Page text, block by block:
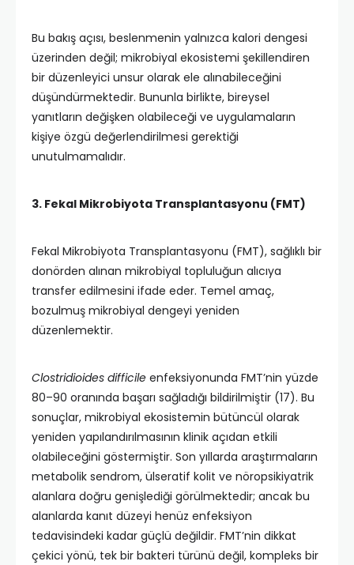
Bu bakış açısı, beslenmenin yalnızca kalori dengesi
üzerinden değil; mikrobiyal ekosistemi şekillendiren
bir düzenleyici unsur olarak ele alınabileceğini
düşündürmektedir. Bununla birlikte, bireysel
yanıtların değişken olabileceği ve uygulamaların
kişiye özgü değerlendirilmesi gerektiği
unutulmamalıdır.
3. Fekal Mikrobiyota Transplantasyonu (FMT)
Fekal Mikrobiyota Transplantasyonu (FMT), sağlıklı bir
donörden alınan mikrobiyal topluluğun alıcıya
transfer edilmesini ifade eder. Temel amaç,
bozulmuş mikrobiyal dengeyi yeniden
düzenlemektir.
Clostridioides difficile enfeksiyonunda FMT’nin yüzde
80–90 oranında başarı sağladığı bildirilmiştir (17). Bu
sonuçlar, mikrobiyal ekosistemin bütüncül olarak
yeniden yapılandırılmasının klinik açıdan etkili
olabileceğini göstermiştir. Son yıllarda araştırmaların
metabolik sendrom, ülseratif kolit ve nöropsikiyatrik
alanlara doğru genişlediği görülmektedir; ancak bu
alanlarda kanıt düzeyi henüz enfeksiyon
tedavisindeki kadar güçlü değildir. FMT’nin dikkat
çekici yönü, tek bir bakteri türünü değil, kompleks bir